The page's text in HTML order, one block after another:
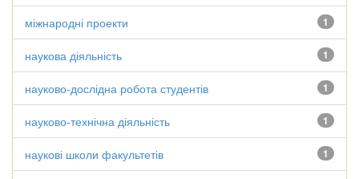
1
міжнародні проекти
1
наукова діяльність
1
науково-дослідна робота студентів
1
науково-технічна діяльність
1
наукові школи факультетів